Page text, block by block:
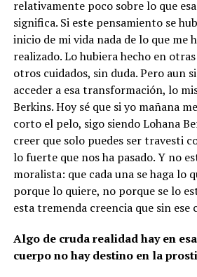
relativamente poco sobre lo que
significa. Si este pensamiento se
inicio de mi vida nada de lo que me
realizado. Lo hubiera hecho en
otros cuidados, sin duda. Pero aun
acceder a esa transformación, lo
Berkins. Hoy sé que si yo mañana
corto el pelo, sigo siendo Lohana
creer que solo puedes ser travesti
lo fuerte que nos ha pasado. Y no
moralista: que cada una se haga lo
porque lo quiere, no porque se lo
esta tremenda creencia que sin ese
Algo de cruda realidad hay en
cuerpo no hay destino en la